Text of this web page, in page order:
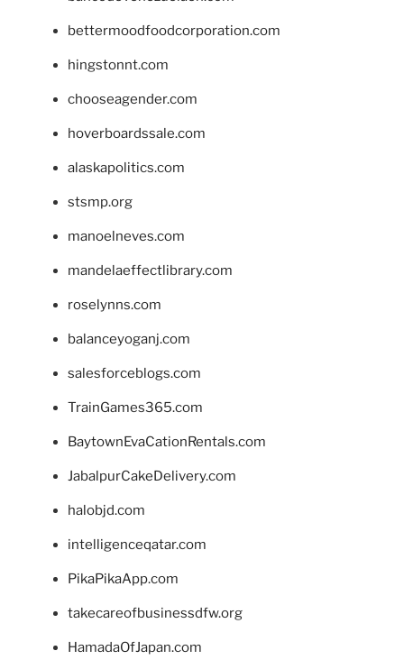
bettermoodfoodcorporation.com
hingstonnt.com
chooseagender.com
hoverboardssale.com
alaskapolitics.com
stsmp.org
manoelneves.com
mandelaeffectlibrary.com
roselynns.com
balanceyoganj.com
salesforceblogs.com
TrainGames365.com
BaytownEvaCationRentals.com
JabalpurCakeDelivery.com
halobjd.com
intelligenceqatar.com
PikaPikaApp.com
takecareofbusinessdfw.org
HamadaOfJapan.com